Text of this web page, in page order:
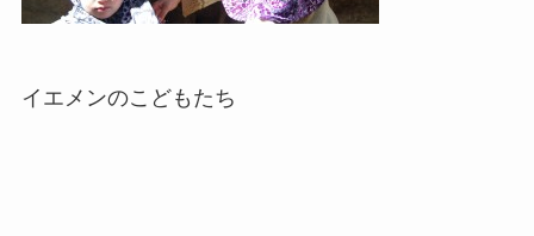
イエメンのこどもたち